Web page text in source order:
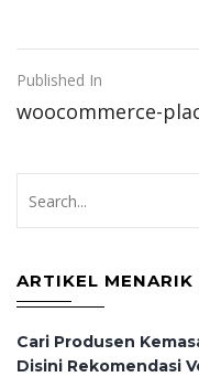
Post
Published In
woocommerce-
ARTIKEL MENARIK
Cari Produsen
Disini Rekomendasi